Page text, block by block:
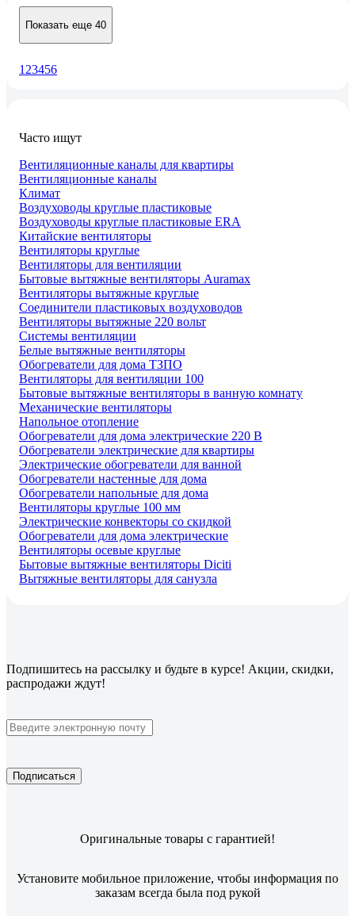
Показать еще 40
1 23456
Часто ищут
Вентиляционные каналы для квартиры
Вентиляционные каналы
Климат
Воздуховоды круглые пластиковые
Воздуховоды круглые пластиковые ERA
Китайские вентиляторы
Вентиляторы круглые
Вентиляторы для вентиляции
Бытовые вытяжные вентиляторы Auramax
Вентиляторы вытяжные круглые
Соединители пластиковых воздуховодов
Вентиляторы вытяжные 220 вольт
Системы вентиляции
Белые вытяжные вентиляторы
Обогреватели для дома ТЗПО
Вентиляторы для вентиляции 100
Бытовые вытяжные вентиляторы в ванную комнату
Механические вентиляторы
Напольное отопление
Обогреватели для дома электрические 220 В
Обогреватели электрические для квартиры
Электрические обогреватели для ванной
Обогреватели настенные для дома
Обогреватели напольные для дома
Вентиляторы круглые 100 мм
Электрические конвекторы со скидкой
Обогреватели для дома электрические
Вентиляторы осевые круглые
Бытовые вытяжные вентиляторы Diciti
Вытяжные вентиляторы для санузла
Подпишитесь на рассылку и будьте в курсе! Акции, скидки,
распродажи ждут!
Подписаться
Оригинальные товары с гарантией!
Установите мобильное приложение, чтобы информация по
заказам всегда была под рукой